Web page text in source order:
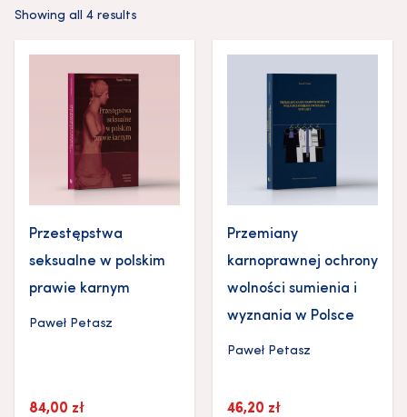
Showing all 4 results
Przestępstwa
seksualne w polskim
prawie karnym
Paweł Petasz
84,00 zł
Przemiany
karnoprawnej ochrony
wolności sumienia i
wyznania w Polsce
Paweł Petasz
46,20 zł